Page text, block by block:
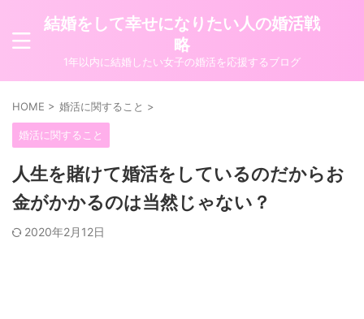
結婚をして幸せになりたい人の婚活戦
略
1年以内に結婚したい女子の婚活を応援するブログ
HOME > 婚活に関すること >
婚活に関すること
人生を賭けて婚活をしているのだからお
金がかかるのは当然じゃない？
2020年2月12日